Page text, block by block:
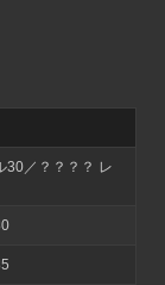
30／？？？？ レ